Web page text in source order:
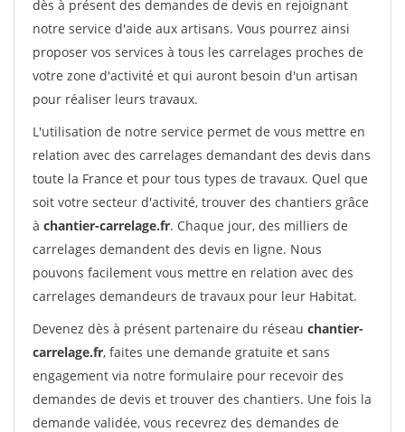
dès à présent des demandes de devis en rejoignant
notre service d'aide aux artisans. Vous pourrez ainsi
proposer vos services à tous les carrelages proches de
votre zone d'activité et qui auront besoin d'un artisan
pour réaliser leurs travaux.
L'utilisation de notre service permet de vous mettre en
relation avec des carrelages demandant des devis dans
toute la France et pour tous types de travaux. Quel que
soit votre secteur d'activité, trouver des chantiers grâce
à chantier-carrelage.fr. Chaque jour, des milliers de
carrelages demandent des devis en ligne. Nous
pouvons facilement vous mettre en relation avec des
carrelages demandeurs de travaux pour leur Habitat.
Devenez dès à présent partenaire du réseau chantier-
carrelage.fr, faites une demande gratuite et sans
engagement via notre formulaire pour recevoir des
demandes de devis et trouver des chantiers. Une fois la
demande validée, vous recevrez des demandes de